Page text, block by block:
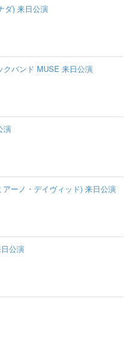
ダ) 来日公演
クバンド MUSE 来日公演
演
アーノ・デイヴィッド) 来日公演
公演